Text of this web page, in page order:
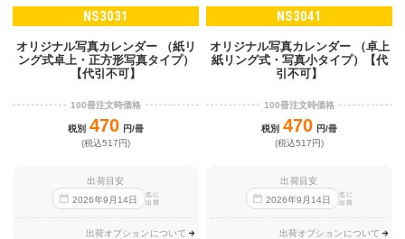
NS3031
オリジナル写真カレンダー （紙リ
ング式卓上・正方形写真タイプ）
【代引不可】
100冊注文時価格
税別 470 円/冊
(税込517円)
出荷目安
2026年9 月 14日
迄に
出荷
出荷オプションについて
NS3041
オリジナル写真カレンダー （卓上
紙リング式・写真小タイプ）【代
引不可】
100冊注文時価格
税別 470 円/冊
(税込517円)
出荷目安
2026年9 月 14日
迄に
出荷
出荷オプションについて